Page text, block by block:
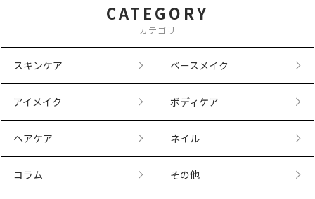
CATEGORY
カテゴリ
スキンケア ベースメイク
アイメイク ボディケア
ヘアケア ネイル
コラム その他